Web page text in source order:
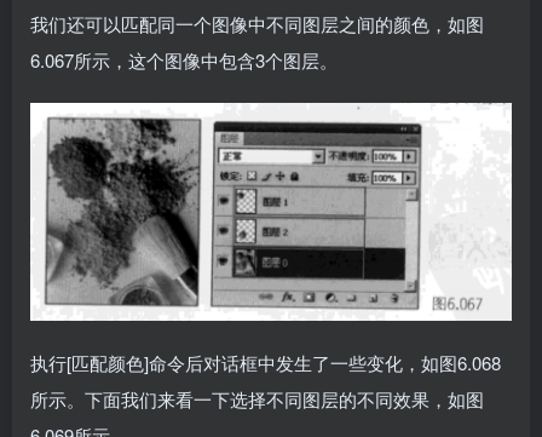
我们还可以匹配同一个图像中不同图层之间的颜色，如图
6.067所示，这个图像中包含3个图层。
执行[匹配颜色]命令后对话框中发生了一些变化，如图6.068
所示。下面我们来看一下选择不同图层的不同效果，如图